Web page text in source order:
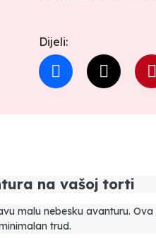
Dijeli:
na vašoj torti
malu nebesku avanturu.
trud.